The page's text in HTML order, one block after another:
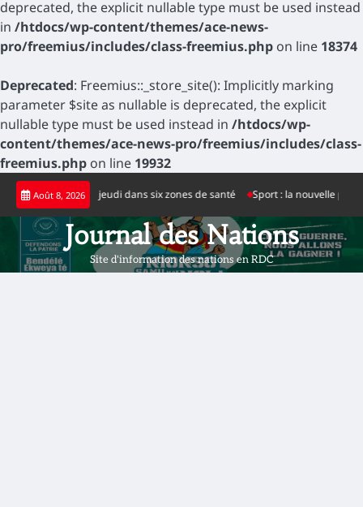
deprecated, the explicit nullable type must be used instead
in /htdocs/wp-content/themes/ace-news-
pro/freemius/includes/class-freemius.php on line 18374
Deprecated: Freemius::_store_site(): Implicitly marking
parameter $site as nullable is deprecated, the explicit
nullable type must be used instead in /htdocs/wp-
content/themes/ace-news-pro/freemius/includes/class-
freemius.php on line 19932
Skip
content
Août 8, 2026
ce jeudi dans six zones de santé Sport : la nouvelle pelouse
Journal des Nations
Site d'information des nations en RDC